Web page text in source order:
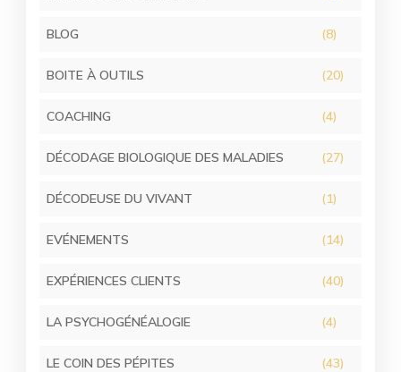
BLOG (8)
BOITE À OUTILS (20)
COACHING (4)
DÉCODAGE BIOLOGIQUE DES MALADIES (27)
DÉCODEUSE DU VIVANT (1)
EVÉNEMENTS (14)
EXPÉRIENCES CLIENTS (40)
LA PSYCHOGÉNÉALOGIE (4)
LE COIN DES PÉPITES (43)